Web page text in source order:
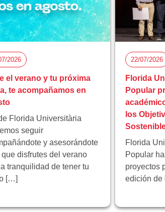
2026
el verano y tu próxima
te acompañamos en
Florida Universitària
seguir
y asesorándote
que disfrutes del verano
tranquilidad de tener tu
[…]
22/07/2026
Florida
Popular
los
Florida
Popular
proyectos
edición de